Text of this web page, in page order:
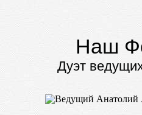
Наш
Дуэт